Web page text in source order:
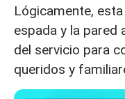
Lógicamente,
espada y la pared
del servicio para
queridos y